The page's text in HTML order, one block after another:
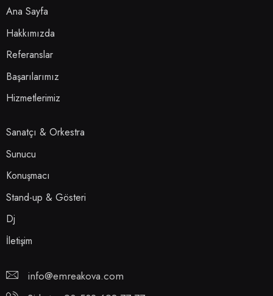
Ana Sayfa
Hakkımızda
Referanslar
Başarılarımız
Hizmetlerimiz
Sanatçı & Orkestra
Sunucu
Konuşmacı
Stand-up & Gösteri
Dj
İletişim
info@emreakova.com